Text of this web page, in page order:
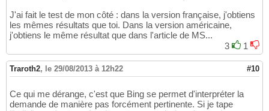
J'ai fait le test de mon côté : dans la version française, j'obtiens
les mêmes résultats que toi. Dans la version américaine,
j'obtiens le même résultat que dans l'article de MS...
3
1
Traroth2, le 29/08/2013 à 12h22 #10
Ce qui me dérange, c'est que Bing se permet d'interpréter la
demande de manière pas forcément pertinente. Si je tape